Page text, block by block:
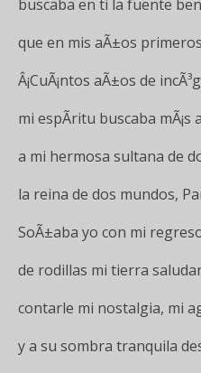
buscaba en ti la fuente
que en mis aÃ±os
Â¡CuÃ¡ntos aÃ±os de
mi espÃ­ritu buscaba mÃ¡s
a mi hermosa sultana de
la reina de dos mundos,
SoÃ±aba yo con mi
de rodillas mi tierra
contarle mi nostalgia, mi
y a su sombra tranquila